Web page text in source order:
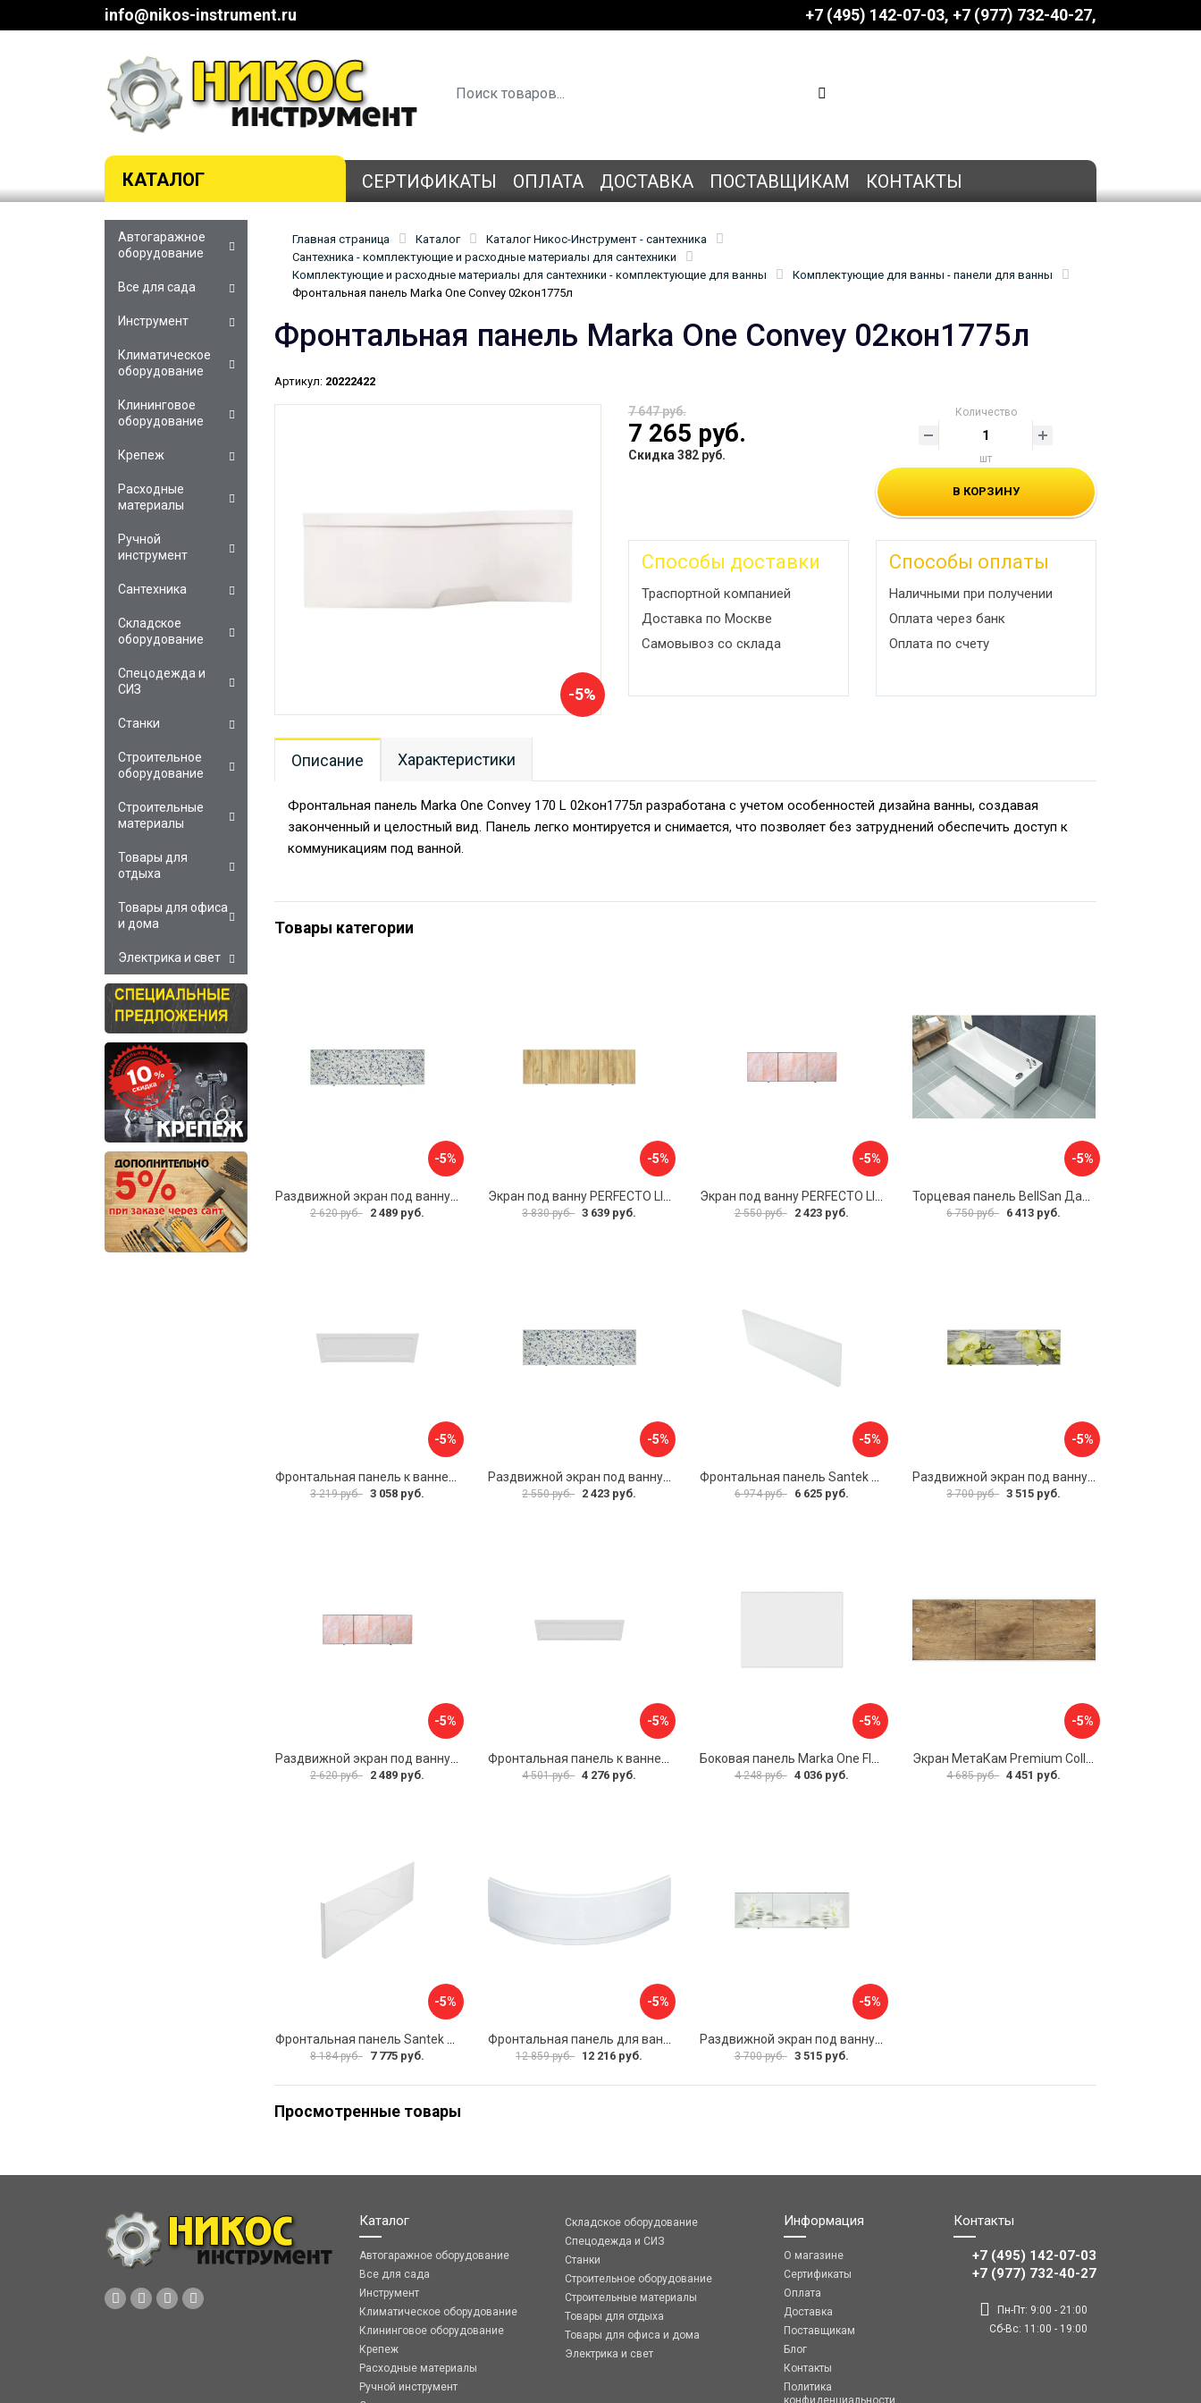
info@nikos-instrument.ru +7 (495) 142-07-03 ‎‎+7 (977) 732-40-27
КАТАЛОГ СЕРТИФИКАТЫ ОПЛАТА ДОСТАВКА ПОСТАВЩИКАМ КОНТАКТЫ
Главная страница Каталог
Каталог Никос-Инструмент - сантехника
Сантехника - комплектующие и расходные материалы для сантехники
Комплектующие и расходные материалы для сантехники - комплектующие для ванны
Комплектующие для ванны - панели для ванны
Фронтальная панель Marka One Convey 02кон1775л
Фронтальная панель Marka One Convey 02кон1775л
Артикул: 20222422
-5%
7 647 руб.
7 265 руб.
Скидка 382 руб.
Количество
шт
В КОРЗИНУ
Способы доставки
Траспортной компанией
Доставка по Москве
Самовывоз со склада
Способы оплаты
Наличными при получении
Оплата через банк
Оплата по счету
Описание Характеристики
Фронтальная панель Marka One Convey 170 L 02кон1775л разработана с учетом особенностей дизайна ванны, создавая
законченный и целостный вид. Панель легко монтируется и снимается, что позволяет без затруднений обеспечить доступ к
коммуникациям под ванной.
Товары категории
-5%
2 620 руб. 2 489 руб.
-5%
3 830 руб. 3 639 руб.
-5%
2 550 руб. 2 423 руб.
-5%
6 750 руб. 6 413 руб.
-5%
Фронтальная панель к ванне Мия Aquatek 00000089315
3 219 руб. 3 058 руб.
-5%
Раздвижной экран под ванну PERFECTO LINEA 36-001511
2 550 руб. 2 423 руб.
-5%
Фронтальная панель Santek 1.WH30.2.498 00000067322
6 974 руб. 6 625 руб.
-5%
Раздвижной экран под ванну PERFECTO LINEA 36-031509
3 700 руб. 3 515 руб.
-5%
2 620 руб. 2 489 руб.
-5%
4 501 руб. 4 276 руб.
-5%
4 248 руб. 4 036 руб.
-5%
4 685 руб. 4 451 руб.
-5%
8 184 руб. 7 775 руб.
-5%
12 859 руб. 12 216 руб.
-5%
3 700 руб. 3 515 руб.
Просмотренные товары
Автогаражное
оборудование
Все для сада
Инструмент
Климатическое
оборудование
Клининговое
оборудование
Крепеж
Расходные
материалы
Ручной
инструмент
Сантехника
Складское
оборудование
Спецодежда и
СИЗ
Станки
Строительное
оборудование
Строительные
материалы
Товары для
отдыха
Товары для офиса
и дома
Электрика и свет
Каталог
Автогаражное оборудование
Все для сада
Инструмент
Климатическое оборудование
Клининговое оборудование
Крепеж
Расходные материалы
Ручной инструмент
Складское оборудование
Спецодежда и СИЗ
Станки
Строительное оборудование
Строительные материалы
Товары для отдыха
Товары для офиса и дома
Электрика и свет
Информация
О магазине
Сертификаты
Оплата
Доставка
Поставщикам
Блог
Контакты
Политика
конфиденциальности
Контакты
+7 (495) 142-07-03
‎‎+7 (977) 732-40-27
Пн-Пт: 9:00 - 21:00
Сб-Вс: 11:00 - 19:00